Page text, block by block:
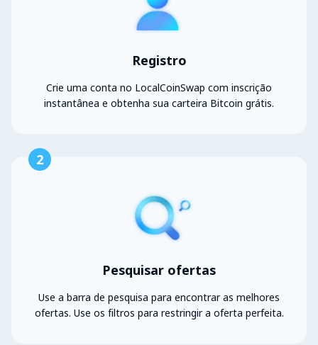
Registro
Crie uma conta no LocalCoinSwap com inscrição
instantânea e obtenha sua carteira Bitcoin grátis.
2
Pesquisar ofertas
Use a barra de pesquisa para encontrar as melhores
ofertas. Use os filtros para restringir a oferta perfeita.